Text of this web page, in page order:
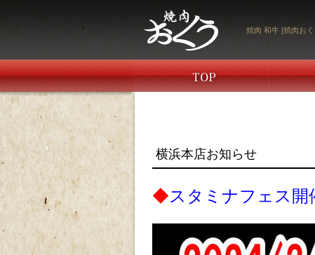
焼肉 和牛 [焼肉お
横浜本店お知らせ
◆スタミナフェス開